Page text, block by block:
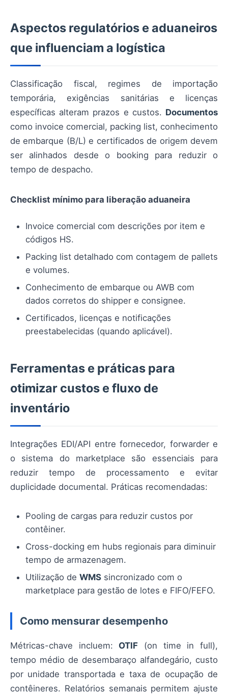
Aspectos regulatórios e aduaneiros
que influenciam a logística
Classificação fiscal, regimes de importação
temporária, exigências sanitárias e licenças
específicas alteram prazos e custos. Documentos
como invoice comercial, packing list, conhecimento
de embarque (B/L) e certificados de origem devem
ser alinhados desde o booking para reduzir o
tempo de despacho.
Checklist mínimo para liberação aduaneira
Invoice comercial com descrições por item e
códigos HS.
Packing list detalhado com contagem de pallets
e volumes.
Conhecimento de embarque ou AWB com
dados corretos do shipper e consignee.
Certificados, licenças e notificações
preestabelecidas (quando aplicável).
Ferramentas e práticas para
otimizar custos e fluxo de
inventário
Integrações EDI/API entre fornecedor, forwarder e
o sistema do marketplace são essenciais para
reduzir tempo de processamento e evitar
duplicidade documental. Práticas recomendadas:
Pooling de cargas para reduzir custos por
contêiner.
Cross-docking em hubs regionais para diminuir
tempo de armazenagem.
Utilização de WMS sincronizado com o
marketplace para gestão de lotes e FIFO/FEFO.
Como mensurar desempenho
Métricas-chave incluem: OTIF (on time in full),
tempo médio de desembaraço alfandegário, custo
por unidade transportada e taxa de ocupação de
contêineres. Relatórios semanais permitem ajuste